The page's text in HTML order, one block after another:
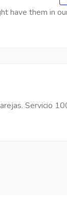
have them in
Servicio